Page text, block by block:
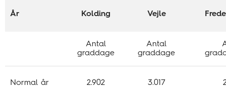
År Kolding Vejle
Antal
graddage
Antal
graddage
Normal år 2.902 3.017